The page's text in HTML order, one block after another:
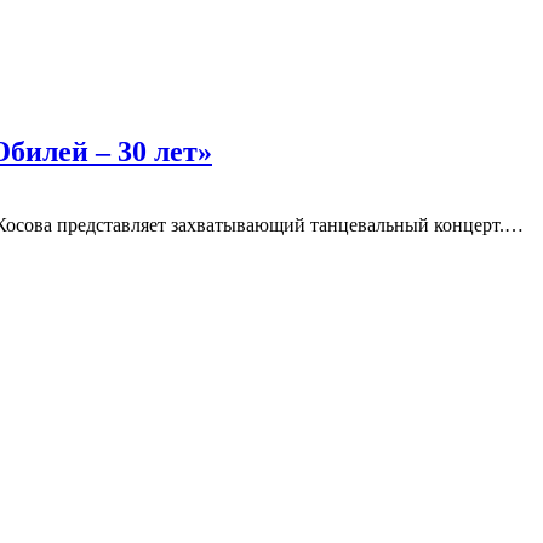
– 30 лет»
представляет захватывающий танцевальный концерт.…